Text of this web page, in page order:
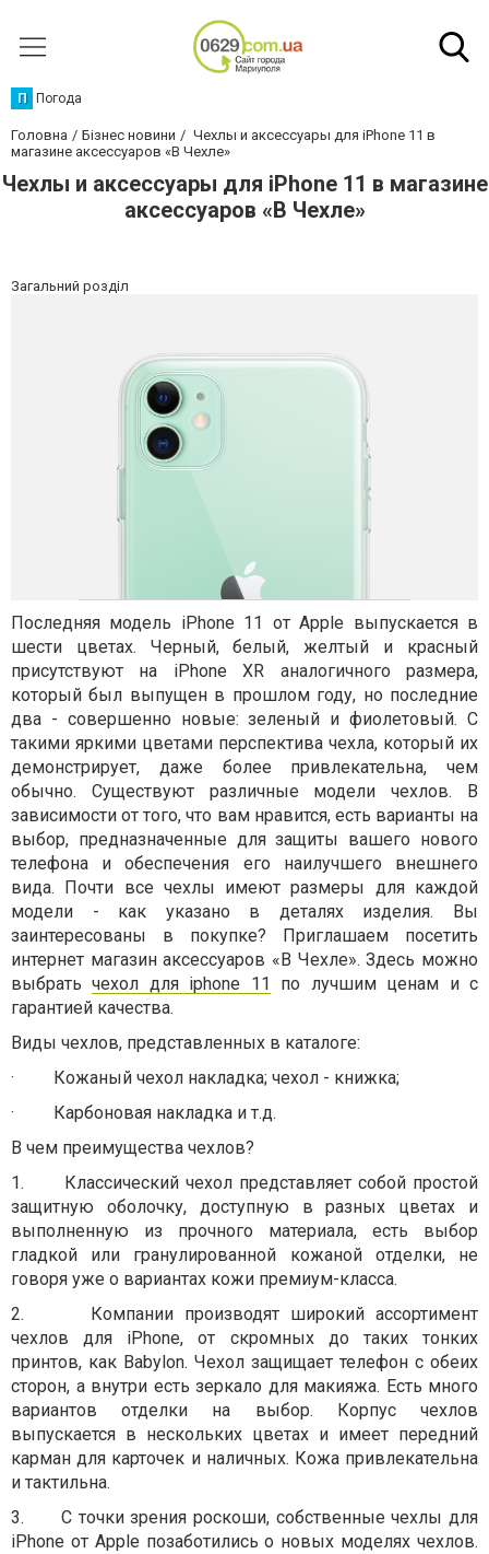
П Погода
Головна Бізнес новини
Чехлы и аксессуары для iPhone 11 в
магазине аксессуаров «В Чехле»
Чехлы и аксессуары для iPhone 11 в магазине
аксессуаров «В Чехле»
Загальний розділ
Последняя модель iPhone 11 от Apple выпускается в
шести цветах. Черный, белый, желтый и красный
присутствуют на iPhone XR аналогичного размера,
который был выпущен в прошлом году, но последние
два - совершенно новые: зеленый и фиолетовый. С
такими яркими цветами перспектива чехла, который их
демонстрирует, даже более привлекательна, чем
обычно. Существуют различные модели чехлов. В
зависимости от того, что вам нравится, есть варианты на
выбор, предназначенные для защиты вашего нового
телефона и обеспечения его наилучшего внешнего
вида. Почти все чехлы имеют размеры для каждой
модели - как указано в деталях изделия. Вы
заинтересованы в покупке? Приглашаем посетить
интернет магазин аксессуаров «В Чехле». Здесь можно
выбратьчехол для iphone 11
по лучшим ценам и с
гарантией качества.
Виды чехлов, представленных в каталоге:
·
Кожаный чехол накладка; чехол - книжка;
·
Карбоновая накладка и т.д.
В чем преимущества чехлов?
1.
Классический чехол представляет собой простой
защитную оболочку, доступную в разных цветах и
выполненную из прочного материала, есть выбор
гладкой или гранулированной кожаной отделки, не
говоря уже о вариантах кожи премиум-класса.
2.
Компании производят широкий ассортимент
чехлов для iPhone, от скромных до таких тонких
принтов, как Babylon. Чехол защищает телефон с обеих
сторон, а внутри есть зеркало для макияжа. Есть много
вариантов отделки на выбор. Корпус чехлов
выпускается в нескольких цветах и ​​имеет передний
карман для карточек и наличных. Кожа привлекательна
и тактильна.
3. С точки зрения роскоши, собственные чехлы для
iPhone от Apple позаботились о новых моделях чехлов.